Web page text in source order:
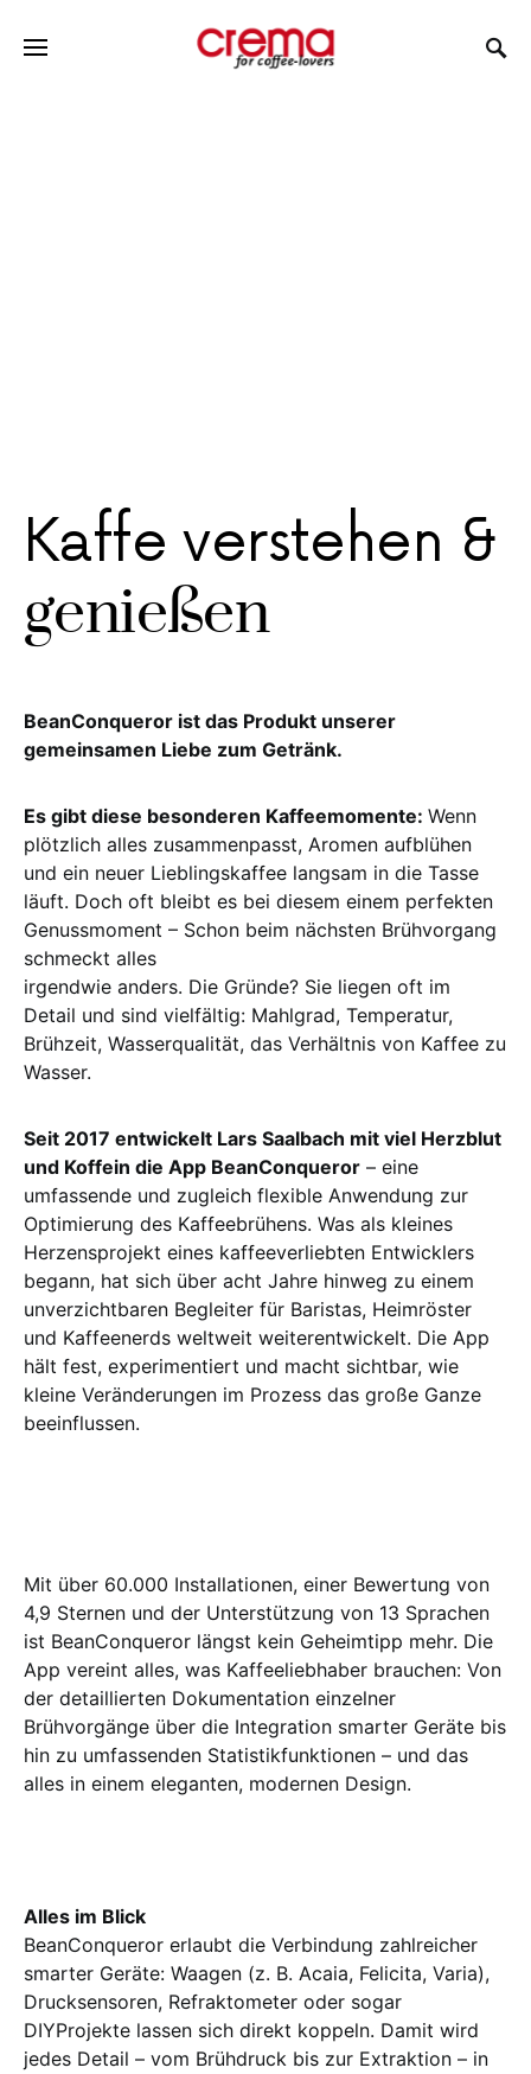
Kaffe verstehen &
genießen
BeanConqueror ist das Produkt unserer
gemeinsamen Liebe zum Getränk.
Es gibt diese besonderen Kaffeemomente: Wenn
plötzlich alles zusammenpasst, Aromen aufblühen
und ein neuer Lieblingskaffee langsam in die Tasse
läuft. Doch oft bleibt es bei diesem einem perfekten
Genussmoment – Schon beim nächsten Brühvorgang
schmeckt alles
irgendwie anders. Die Gründe? Sie liegen oft im
Detail und sind vielfältig: Mahlgrad, Temperatur,
Brühzeit, Wasserqualität, das Verhältnis von Kaffee zu
Wasser.
Seit 2017 entwickelt Lars Saalbach mit viel Herzblut
und Koffein die App BeanConqueror – eine
umfassende und zugleich flexible Anwendung zur
Optimierung des Kaffeebrühens. Was als kleines
Herzensprojekt eines kaffeeverliebten Entwicklers
begann, hat sich über acht Jahre hinweg zu einem
unverzichtbaren Begleiter für Baristas, Heimröster
und Kaffeenerds weltweit weiterentwickelt. Die App
hält fest, experimentiert und macht sichtbar, wie
kleine Veränderungen im Prozess das große Ganze
beeinflussen.
Mit über 60.000 Installationen, einer Bewertung von
4,9 Sternen und der Unterstützung von 13 Sprachen
ist BeanConqueror längst kein Geheimtipp mehr. Die
App vereint alles, was Kaffeeliebhaber brauchen: Von
der detaillierten Dokumentation einzelner
Brühvorgänge über die Integration smarter Geräte bis
hin zu umfassenden Statistikfunktionen – und das
alles in einem eleganten, modernen Design.
Alles im Blick
BeanConqueror erlaubt die Verbindung zahlreicher
smarter Geräte: Waagen (z. B. Acaia, Felicita, Varia),
Drucksensoren, Refraktometer oder sogar
DIYProjekte lassen sich direkt koppeln. Damit wird
jedes Detail – vom Brühdruck bis zur Extraktion – in